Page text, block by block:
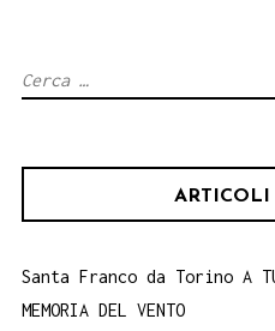
Ricerca
ARTICOLI
Santa Franco da Torino A
MEMORIA DEL VENTO